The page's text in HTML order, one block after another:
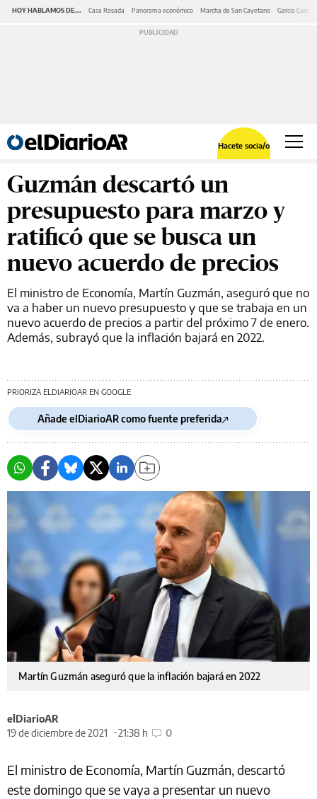
HOY HABLAMOS DE... Casa Rosada Panorama económico Marcha de San Cayetano García Cuerva
Hacete socia/o
Guzmán descartó un
presupuesto para marzo y
ratificó que se busca un
nuevo acuerdo de precios
El ministro de Economía, Martín Guzmán, aseguró que no
va a haber un nuevo presupuesto y que se trabaja en un
nuevo acuerdo de precios a partir del próximo 7 de enero.
Además, subrayó que la inflación bajará en 2022.
PRIORIZA ELDIARIOAR EN GOOGLE
Añade elDiarioAR como fuente preferida
Martín Guzmán aseguró que la inflación bajará en 2022
elDiarioAR
19 de diciembre de 2021
21:38 h 0
El ministro de Economía, Martín Guzmán, descartó
este domingo que se vaya a presentar un nuevo